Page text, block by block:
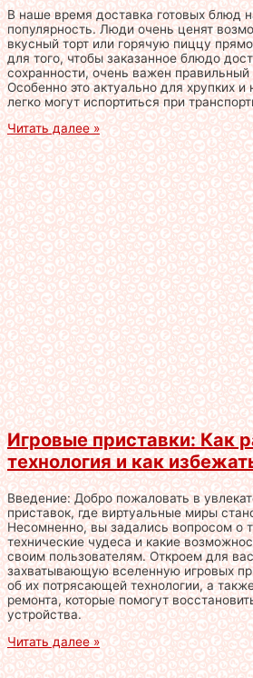
В наше время доставка готовых блюд
популярность. Люди очень ценят
вкусный торт или горячую пиццу
для того, чтобы заказанное блюдо
сохранности, очень важен
Особенно это актуально для хрупких
легко могут испортиться при
Читать далее »
Игровые приставки: Как
технология и как
Введение: Добро пожаловать в
приставок, где виртуальные миры
Несомненно, вы задались вопросом о
технические чудеса и какие
своим пользователям. Откроем для
захватывающую вселенную игровых
об их потрясающей технологии, а
ремонта, которые помогут
устройства.
Читать далее »